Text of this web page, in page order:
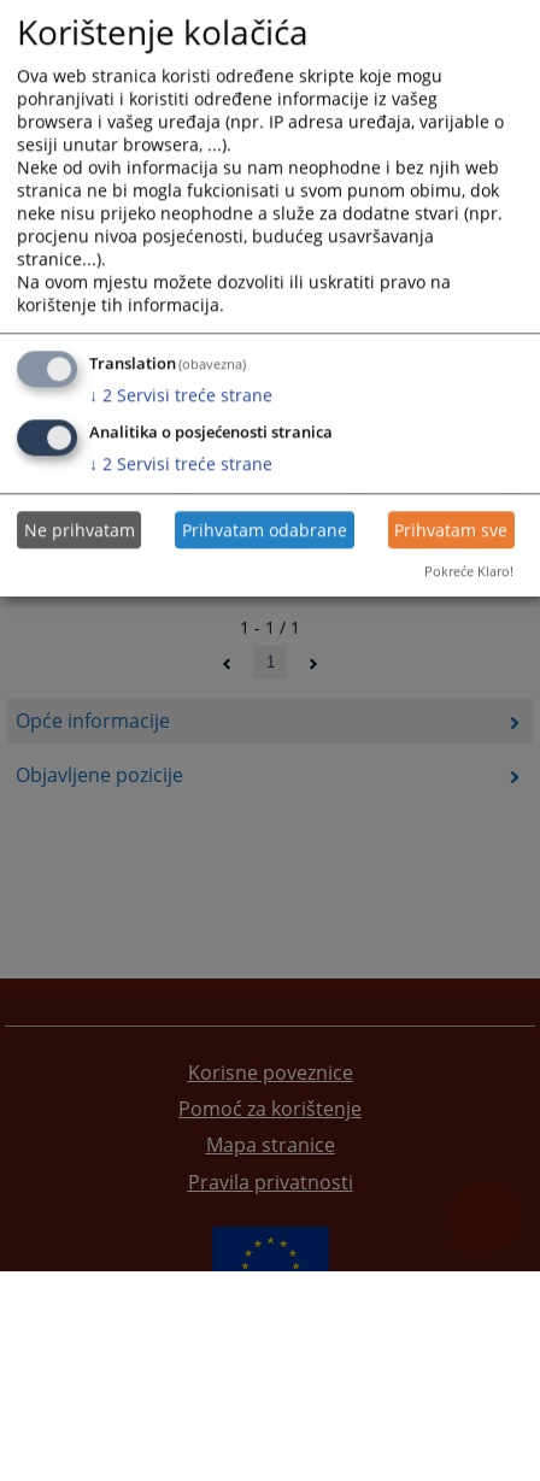
Opće informacije
Objavljene pozicije
2. na namještenike primjenjuje se Zakon o namještenicima u organima
državne službe u Federaciji Bosne i Hercegovine (“Službene novine
Federacije Bosne i Hercegovine” broj 49/05, u daljem tekstu: Zakon o
namještenicima ) i podzakonski propisi doneseni na osnovu tog
zakona.
Na prava i dužnosti državnih službenika i namještenika pored propisa iz
stava 2. ovog člana primjenjuju se, u skladu sa zakonom i opći propisi
o radu i kolektivni ugovori.
4469
1 - 1 / 1
1
Korisne poveznice
Pomoć za korištenje
Mapa stranice
Pravila privatnosti
Korištenje kolačića
Ova web stranica koristi određene skripte koje mogu
pohranjivati i koristiti određene informacije iz vašeg
browsera i vašeg uređaja (npr. IP adresa uređaja, varijable o
sesiji unutar browsera, ...).
Neke od ovih informacija su nam neophodne i bez njih web
stranica ne bi mogla fukcionisati u svom punom obimu, dok
neke nisu prijeko neophodne a služe za dodatne stvari (npr.
procjenu nivoa posjećenosti, budućeg usavršavanja
stranice...).
Na ovom mjestu možete dozvoliti ili uskratiti pravo na
korištenje tih informacija.
Translation(obavezna)
↓ 2 Servisi treće strane
Analitika o posjećenosti stranica
↓ 2 Servisi treće strane
Ne prihvatam Prihvatam odabrane Prihvatam sve
Pokreće Klaro!